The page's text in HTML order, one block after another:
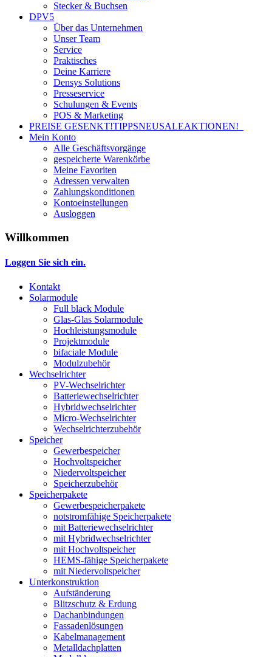
Stecker & Buchsen
DPV5
Über das Unternehmen
Unser Team
Service
Praktisches
Deine Karriere
Densys Solutions
Presseservice
Schulungen & Events
POS & Marketing
PREISE GESENKT!TIPPSNEUSALEAKTIONEN!
Mein Konto
Alle Geschäftsvorgänge
gespeicherte Warenkörbe
Meine Favoriten
Adressen verwalten
Zahlungskonditionen
Kontoeinstellungen
Ausloggen
Willkommen
Loggen Sie sich ein.
Kontakt
Solarmodule
Full black Module
Glas-Glas Solarmodule
Hochleistungsmodule
Projektmodule
bifaciale Module
Modulzubehör
Wechselrichter
PV-Wechselrichter
Batteriewechselrichter
Hybridwechselrichter
Micro-Wechselrichter
Wechselrichterzubehör
Speicher
Gewerbespeicher
Hochvoltspeicher
Niedervoltspeicher
Speicherzubehör
Speicherpakete
Gewerbespeicherpakete
notstromfähige Speicherpakete
mit Batteriewechselrichter
mit Hybridwechselrichter
mit Hochvoltspeicher
HEMS-fähige Speicherpakete
mit Niedervoltspeicher
Unterkonstruktion
Aufständerung
Blitzschutz & Erdung
Dachanbindungen
Fassadenlösungen
Kabelmanagement
Metalldachplatten